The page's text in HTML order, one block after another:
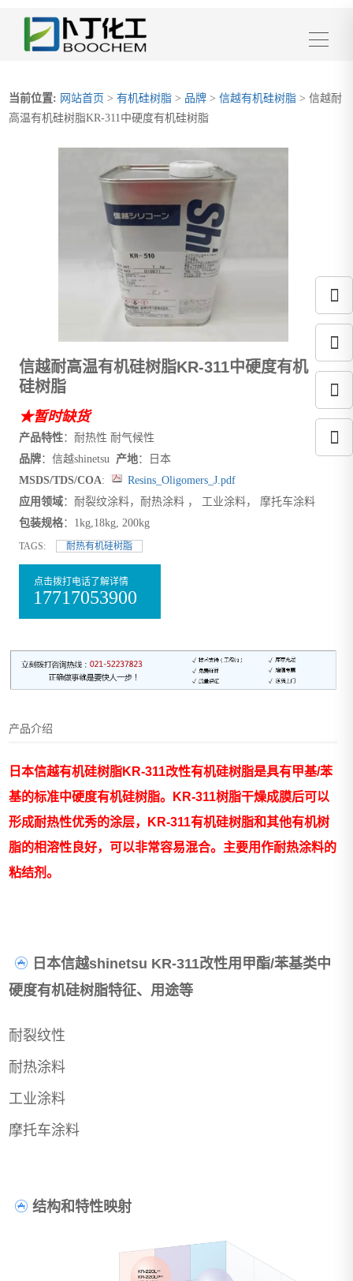
当前位置: 网站首页 >有机硅树脂 > 品牌 >信越有机硅树脂 > 信越耐
高温有机硅树脂KR-311中硬度有机硅树脂
信越耐高温有机硅树脂KR-311中硬度有机
硅树脂
★暂时缺货
产品特性：耐热性 耐气候性
品牌：信越shinetsu 产地：日本
MSDS/TDS/COA:
Resins_Oligomers_J.pdf
应用领域：耐裂纹涂料，耐热涂料 ， 工业涂料， 摩托车涂料
包装规格：1kg,18kg, 200kg
TAGS: 耐热有机硅树脂
点击拨打电话了解详情
17717053900
产品介绍
日本信越有机硅树脂KR-311改性有机硅树脂是具有甲基/苯
基的标准中硬度有机硅树脂。KR-311树脂干燥成膜后可以
形成耐热性优秀的涂层，KR-311有机硅树脂和其他有机树
脂的相溶性良好，可以非常容易混合。主要用作耐热涂料的
粘结剂。
日本信越shinetsu KR-311改性用甲酯/苯基类中
硬度有机硅树脂特征、用途等
耐裂纹性
耐热涂料
工业涂料
摩托车涂料
结构和特性映射